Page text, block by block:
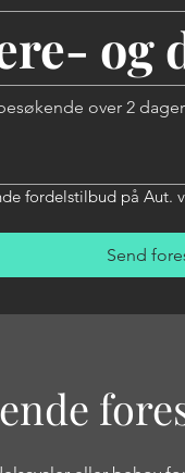
og
fordelstilbud på
Send